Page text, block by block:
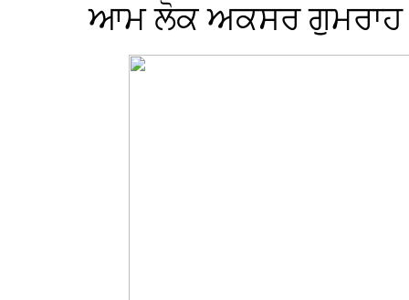
ਆਮ ਲੋਕ ਅਕਸਰ ਗੁਮਰਾਹ